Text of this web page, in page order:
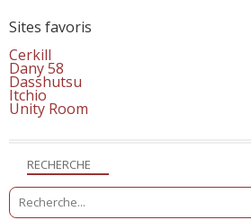
RECHERCHE
Sites favoris
Cerkill
Dany 58
Dasshutsu
Itchio
Unity Room